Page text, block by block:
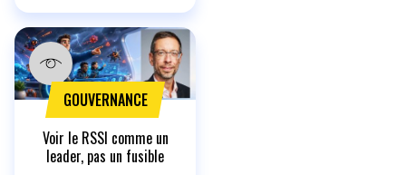
GOUVERNANCE
Voir le RSSI comme un
leader, pas un fusible